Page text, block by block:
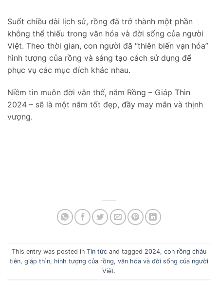
Suốt chiều dài lịch sử, rồng đã trở thành một phần
không thể thiếu trong văn hóa và đời sống của người
Việt. Theo thời gian, con người đã “thiên biến vạn hóa”
hình tượng của rồng và sáng tạo cách sử dụng để
phục vụ các mục đích khác nhau.
Niềm tin muôn đời vẫn thế, năm Rồng – Giáp Thìn
2024 – sẽ là một năm tốt đẹp, đầy may mắn và thịnh
vượng.
This entry was posted in Tin tức and tagged 2024, con rồng cháu
tiên, giáp thìn, hình tượng của rồng, văn hóa và đời sống của người
Việt.